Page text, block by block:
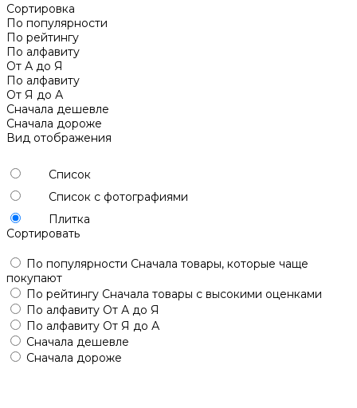
Сортировка
По популярности
По рейтингу
По алфавиту
От А до Я
По алфавиту
От Я до А
Сначала дешевле
Сначала дороже
Вид отображения
Список
Список с фотографиями
Плитка
Сортировать
По популярности Сначала товары, которые чаще
покупают
По рейтингу Сначала товары с высокими оценками
По алфавиту От А до Я
По алфавиту От Я до А
Сначала дешевле
Сначала дороже